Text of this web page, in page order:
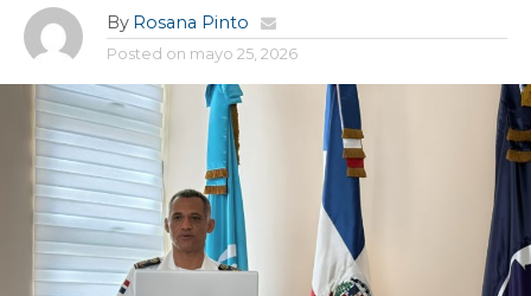
By Rosana Pinto
Posted on mayo 25, 2026